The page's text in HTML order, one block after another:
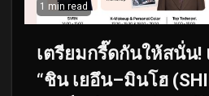
1 min read
เตรียมกรี๊ดกันให้สนั่น!
“ชิน เยอึน–มินโฮ